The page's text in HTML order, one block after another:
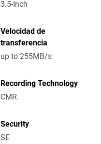
3.5-Inch
Velocidad de
transferencia
up to 255MB/s
Recording Technology
CMR
Security
SE